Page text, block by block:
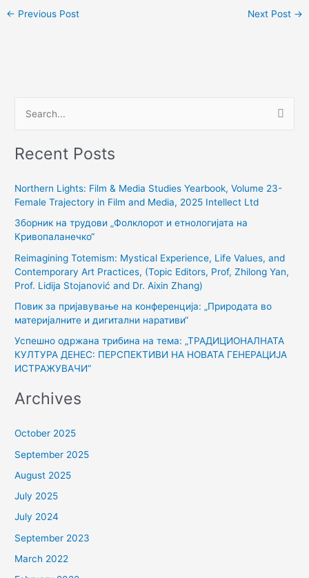
← Previous Post Next Post →
a
c
f
:
Recent Posts
Northern Lights: Film & Media Studies Yearbook, Volume 23-
Female Trajectory in Film and Media, 2025 Intellect Ltd
Зборник на трудови „Фолклорот и етнологијата на
Кривопаланечко“
Reimagining Totemism: Mystical Experience, Life Values, and
Contemporary Art Practices, (Topic Editors, Prof, Zhilong Yan,
Prof. Lidija Stojanović and Dr. Aixin Zhang)
Повик за пријавување на конференција: „Природата во
материјалните и дигитални наративи“
Успешно одржана трибина на тема: „ТРАДИЦИОНАЛНАТА
КУЛТУРА ДЕНЕС: ПЕРСПЕКТИВИ НА НОВАТА ГЕНЕРАЦИЈА
ИСТРАЖУВАЧИ“
Archives
October 2025
September 2025
August 2025
July 2025
July 2024
September 2023
March 2022